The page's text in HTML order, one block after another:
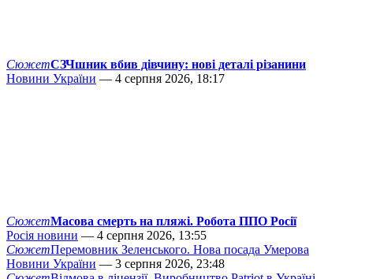
СюжетСЗЧшник вбив дівчину: нові деталі різанини
Новини України — 4 серпня 2026, 18:17
СюжетМасова смерть на пляжі. Робота ППО Росії
Росія новини — 4 серпня 2026, 13:55
СюжетПеремовник Зеленського. Нова посада Умерова
Новини України — 3 серпня 2026, 23:48